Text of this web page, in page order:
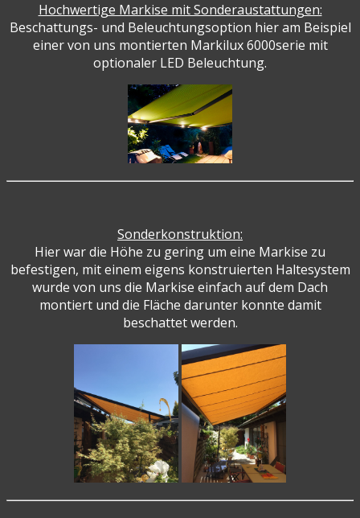
Hochwertige Markise mit Sonderaustattungen:
Beschattungs- und Beleuchtungsoption hier am Beispiel
einer von uns montierten Markilux 6000serie mit
optionaler LED Beleuchtung.
Sonderkonstruktion:
Hier war die Höhe zu gering um eine Markise zu
befestigen, mit einem eigens konstruierten Haltesystem
wurde von uns die Markise einfach auf dem Dach
montiert und die Fläche darunter konnte damit
beschattet werden.